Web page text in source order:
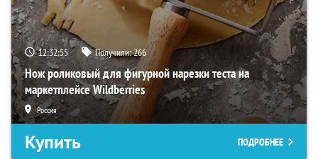
12:32:54 Получили:266
Нож роликовый для фигурной нарезки теста на
маркетплейсе Wildberries
Россия
Купить ПОДРОБНЕЕ